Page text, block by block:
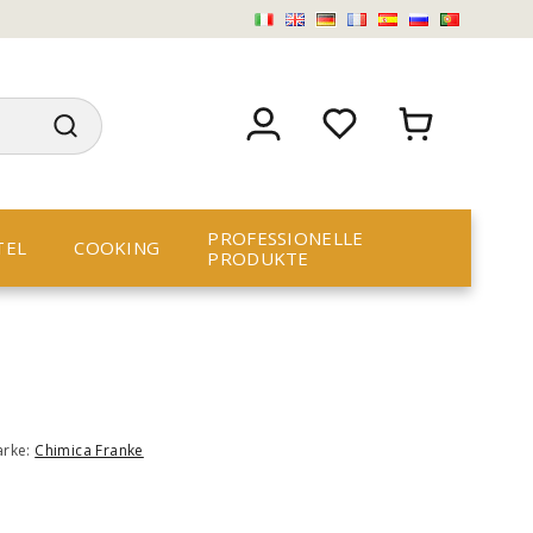
COOKING
PROFESSIONELLE
PRODUKTE
Chimica Franke